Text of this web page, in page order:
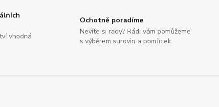
vhodná
Ochotně poradíme
Nevíte si rady? Rádi vám pomůžeme
s výběrem surovin a pomůcek.